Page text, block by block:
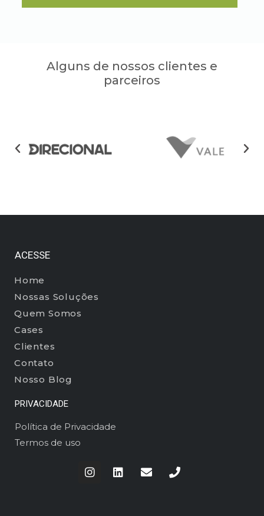
Alguns de nossos clientes e
parceiros
ACESSE
Home
Nossas Soluções
Quem Somos
Cases
Clientes
Contato
Nosso Blog
PRIVACIDADE
Política de Privacidade
Termos de uso